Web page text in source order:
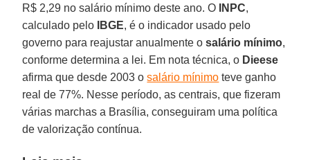
R$ 2,29 no salário mínimo deste ano. O
INPC,
calculado pelo
IBGE, é o indicador usado pelo
governo para reajustar anualmente osalário mínimo,
conforme determina a lei. Em nota técnica, o Dieese
afirma que desde 2003 osalário mínimo teve ganho
real de 77%. Nesse período, as centrais, que fizeram
várias marchas a Brasília, conseguiram uma política
de valorização contínua.